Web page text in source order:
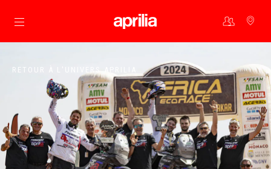
Aller au contenu principal
RETOUR À L'UNIVERS APRILIA